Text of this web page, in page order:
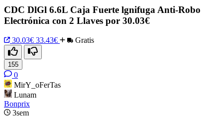
CDC DlGl 6.6L Caja Fuerte lgnifuga Anti-Robo
Electrónica con 2 Llaves por 30.03€
30.03€ 33.43€ Gratis
155
0
MirY_oFerTas
Lunam
Bonprix
3sem